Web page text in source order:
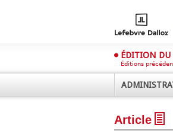
ÉDITION DU
Éditions
Article